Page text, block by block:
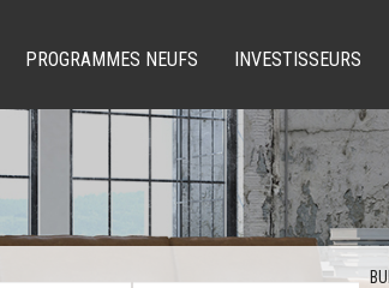
PROGRAMMES NEUFS INVESTISSEURS